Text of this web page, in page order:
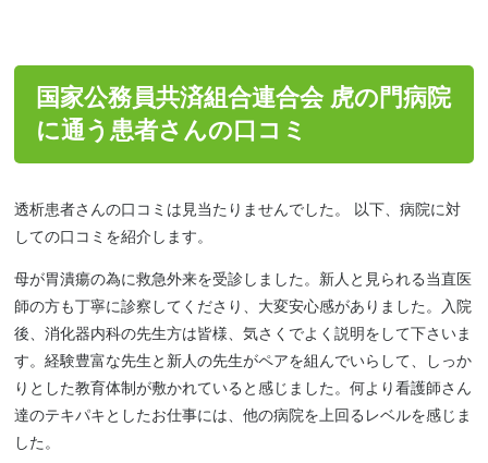
国家公務員共済組合連合会 虎の門病院
に通う患者さんの口コミ
透析患者さんの口コミは見当たりませんでした。 以下、病院に対
しての口コミを紹介します。
母が胃潰瘍の為に救急外来を受診しました。新人と見られる当直医
師の方も丁寧に診察してくださり、大変安心感がありました。入院
後、消化器内科の先生方は皆様、気さくでよく説明をして下さいま
す。経験豊富な先生と新人の先生がペアを組んでいらして、しっか
りとした教育体制が敷かれていると感じました。何より看護師さん
達のテキパキとしたお仕事には、他の病院を上回るレベルを感じま
した。